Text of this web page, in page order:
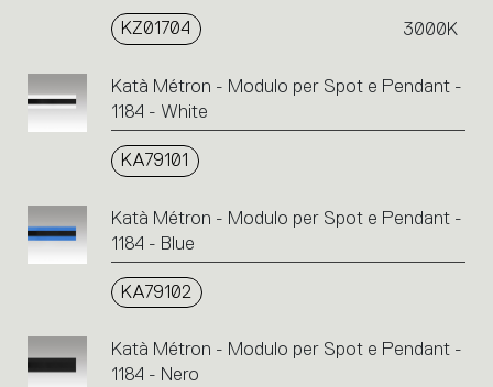
KZ01704 3000K
Katà Métron - Modulo per Spot e Pendant -
1184 - White
KA79101
Katà Métron - Modulo per Spot e Pendant -
1184 - Blue
KA79102
Katà Métron - Modulo per Spot e Pendant -
1184 - Nero